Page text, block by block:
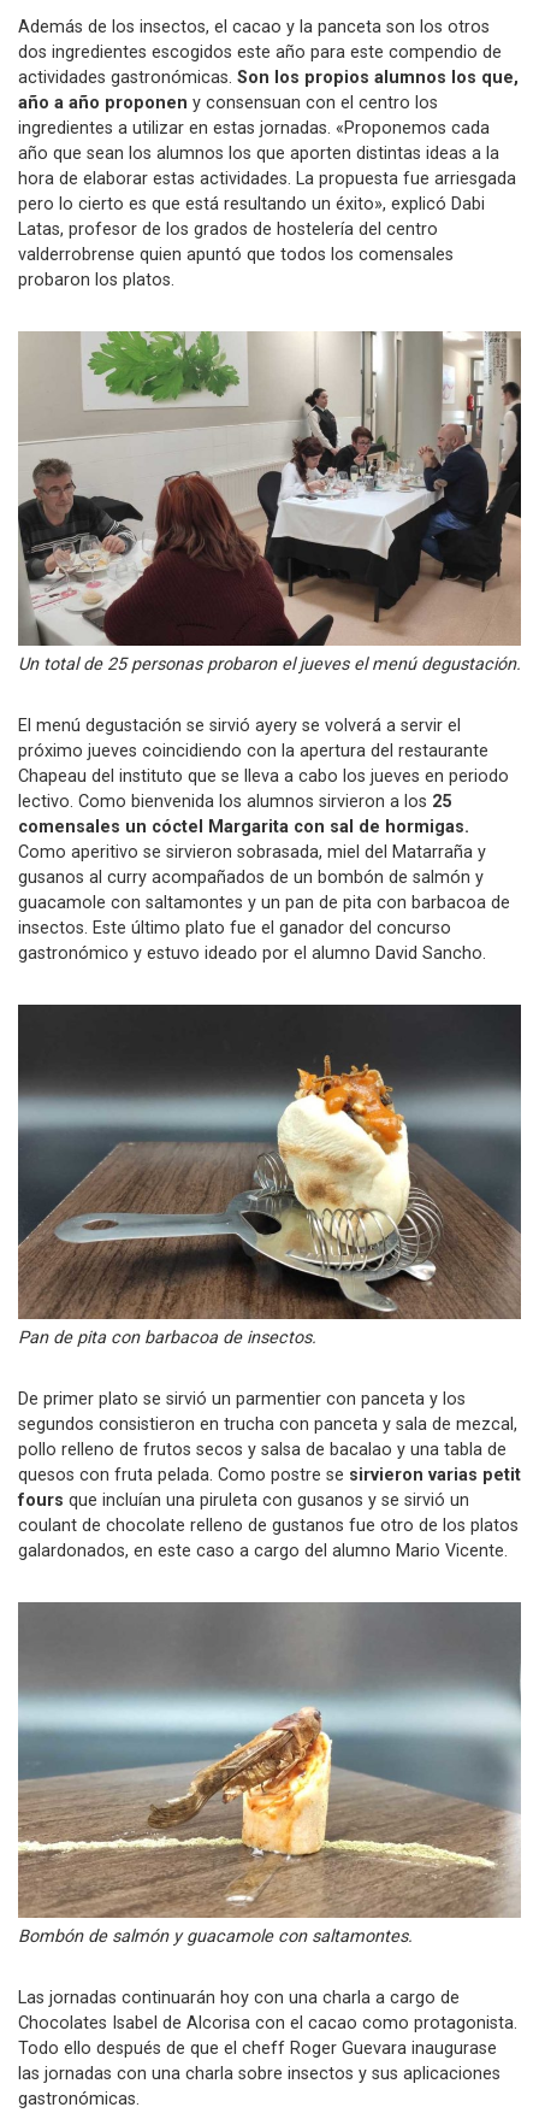
Además de los insectos, el cacao y la panceta son los otros
dos ingredientes escogidos este año para este compendio de
actividades gastronómicas. Son los propios alumnos los que,
año a año proponen y consensuan con el centro los
ingredientes a utilizar en estas jornadas. «Proponemos cada
año que sean los alumnos los que aporten distintas ideas a la
hora de elaborar estas actividades. La propuesta fue arriesgada
pero lo cierto es que está resultando un éxito», explicó Dabi
Latas, profesor de los grados de hostelería del centro
valderrobrense quien apuntó que todos los comensales
probaron los platos.
Un total de 25 personas probaron el jueves el menú degustación.
El menú degustación se sirvió ayery se volverá a servir el
próximo jueves coincidiendo con la apertura del restaurante
Chapeau del instituto que se lleva a cabo los jueves en periodo
lectivo. Como bienvenida los alumnos sirvieron a los 25
comensales un cóctel Margarita con sal de hormigas.
Como aperitivo se sirvieron sobrasada, miel del Matarraña y
gusanos al curry acompañados de un bombón de salmón y
guacamole con saltamontes y un pan de pita con barbacoa de
insectos. Este último plato fue el ganador del concurso
gastronómico y estuvo ideado por el alumno David Sancho.
Pan de pita con barbacoa de insectos.
De primer plato se sirvió un parmentier con panceta y los
segundos consistieron en trucha con panceta y sala de mezcal,
pollo relleno de frutos secos y salsa de bacalao y una tabla de
quesos con fruta pelada. Como postre se sirvieron varias petit
fours que incluían una piruleta con gusanos y se sirvió un
coulant de chocolate relleno de gustanos fue otro de los platos
galardonados, en este caso a cargo del alumno Mario Vicente.
Bombón de salmón y guacamole con saltamontes.
Las jornadas continuarán hoy con una charla a cargo de
Chocolates Isabel de Alcorisa con el cacao como protagonista.
Todo ello después de que el cheff Roger Guevara inaugurase
las jornadas con una charla sobre insectos y sus aplicaciones
gastronómicas.